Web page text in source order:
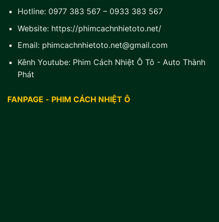
Hotline: 0977 383 567– 0933 383 567
Website: https://phimcachnhietoto.net/
Email: phimcachnhietoto.net@gmail.com
Kênh Youtube: Phim Cách Nhiệt Ô Tô - Auto Thành
Phát
FANPAGE - PHIM CÁCH NHIỆT Ô